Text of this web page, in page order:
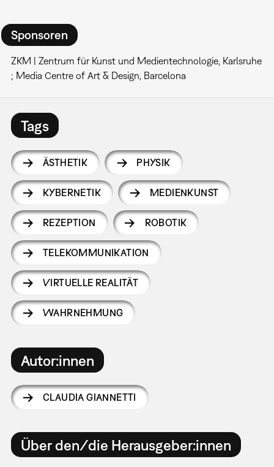
Sponsoren
ZKM | Zentrum für Kunst und Medientechnologie, Karlsruhe
; Media Centre of Art & Design, Barcelona
Tags
ÄSTHETIK PHYSIK
KYBERNETIK MEDIENKUNST
REZEPTION ROBOTIK
TELEKOMMUNIKATION
VIRTUELLE REALITÄT
WAHRNEHMUNG
Autor:innen
CLAUDIA GIANNETTI
Über den/die Herausgeber:innen